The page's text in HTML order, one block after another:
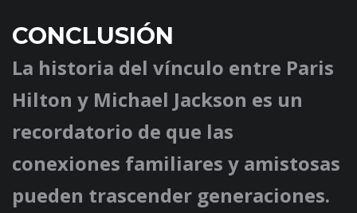
CONCLUSIÓN
La historia del vínculo entre Paris
Hilton y Michael Jackson es un
recordatorio de que las
conexiones familiares y amistosas
pueden trascender generaciones.